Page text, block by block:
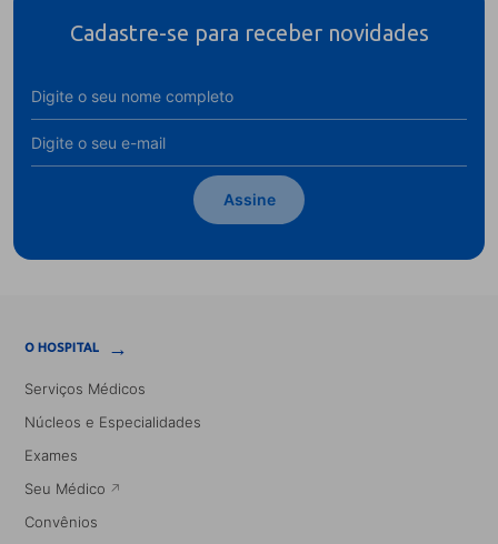
Cadastre-se para receber novidades
Assine
O HOSPITAL →
Serviços Médicos
Núcleos e Especialidades
Exames
Seu Médico
Convênios